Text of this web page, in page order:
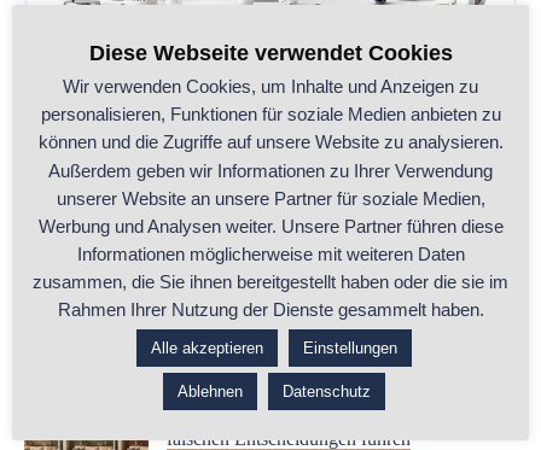
CALL TO ACTION
RELATED POSTS
Warum beeindruckende KI-Bilder oft zu den
falschen Entscheidungen führen
Diese Webseite verwendet Cookies
Wir verwenden Cookies, um Inhalte und Anzeigen zu
personalisieren, Funktionen für soziale Medien anbieten zu
können und die Zugriffe auf unsere Website zu analysieren.
Außerdem geben wir Informationen zu Ihrer Verwendung
unserer Website an unsere Partner für soziale Medien,
Werbung und Analysen weiter. Unsere Partner führen diese
Informationen möglicherweise mit weiteren Daten
zusammen, die Sie ihnen bereitgestellt haben oder die sie im
Rahmen Ihrer Nutzung der Dienste gesammelt haben.
Alle akzeptieren Einstellungen
Ablehnen Datenschutz